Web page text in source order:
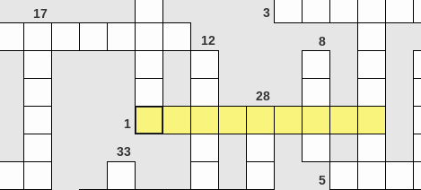
17
3
12 8
28
1
33
5